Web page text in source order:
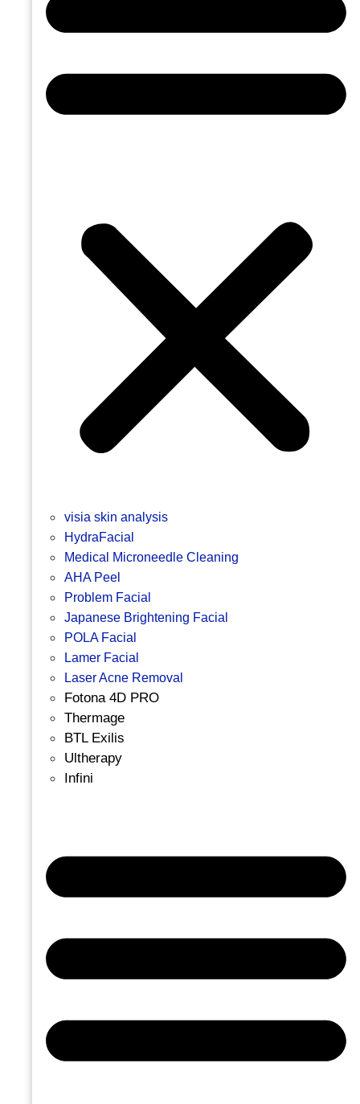
visia skin analysis
HydraFacial
Medical Microneedle Cleaning
AHA Peel
Problem Facial
Japanese Brightening Facial
POLA Facial
Lamer Facial
Laser Acne Removal
Fotona 4D PRO
Thermage
BTL Exilis
Ultherapy
Infini